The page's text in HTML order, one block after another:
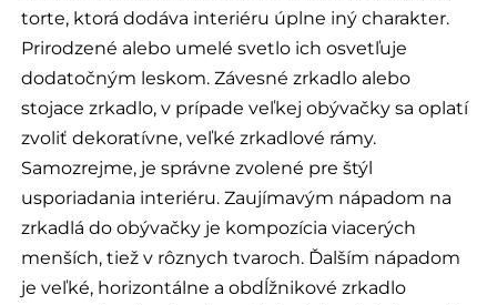
torte, ktorá dodáva interiéru úplne iný charakter.
Prirodzené alebo umelé svetlo ich osvetľuje
dodatočným leskom. Závesné zrkadlo alebo
stojace zrkadlo, v prípade veľkej obývačky sa oplatí
zvoliť dekoratívne, veľké zrkadlové rámy.
Samozrejme, je správne zvolené pre štýl
usporiadania interiéru. Zaujímavým nápadom na
zrkadlá do obývačky je kompozícia viacerých
menších, tiež v rôznych tvaroch. Ďalším nápadom
je veľké, horizontálne a obdĺžnikové zrkadlo